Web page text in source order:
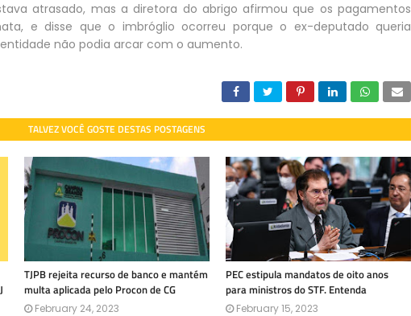
atrasado, mas a diretora do abrigo afirmou que os pagamentos
e disse que o imbróglio ocorreu porque o ex-deputado queria
não podia arcar com o aumento.
TALVEZ VOCÊ GOSTE DESTAS POSTAGENS
TJPB rejeita recurso de banco e mantém
multa aplicada pelo Procon de CG
February 24, 2023
PEC estipula mandatos de oito anos
para ministros do STF. Entenda
February 15, 2023